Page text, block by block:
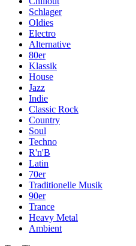
Schlager
Oldies
Electro
Alternative
80er
Klassik
House
Jazz
Indie
Classic Rock
Country
Soul
Techno
R'n'B
Latin
70er
Traditionelle Musik
90er
Trance
Heavy Metal
Ambient